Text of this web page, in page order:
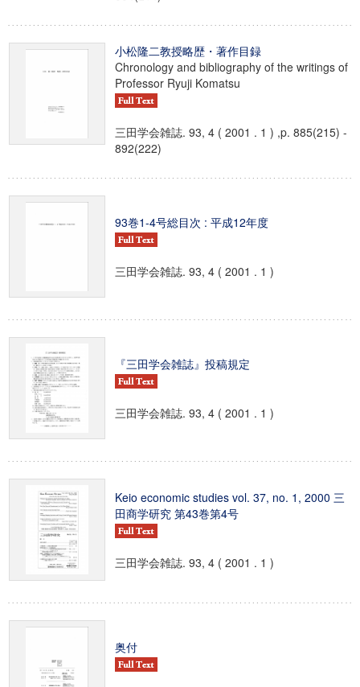
小松隆二教授略歴・著作目録
Chronology and bibliography of the writings of
Professor Ryuji Komatsu
三田学会雑誌. 93, 4 ( 2001 . 1 ) ,p. 885(215) -
892(222)
93巻1-4号総目次 : 平成12年度
三田学会雑誌. 93, 4 ( 2001 . 1 )
『三田学会雑誌』投稿規定
三田学会雑誌. 93, 4 ( 2001 . 1 )
Keio economic studies vol. 37, no. 1, 2000 三
田商学研究 第43巻第4号
三田学会雑誌. 93, 4 ( 2001 . 1 )
奥付